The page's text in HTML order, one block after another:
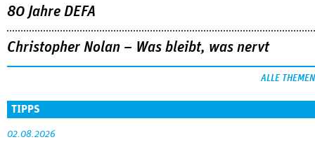
80 Jahre DEFA
Christopher Nolan – Was bleibt, was nervt
ALLE THEMEN
TIPPS
02.08.2026